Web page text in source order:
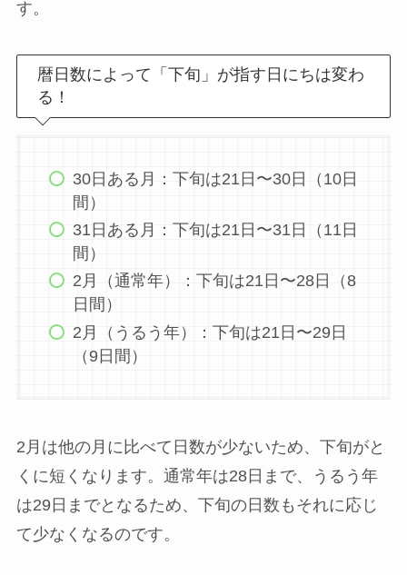
す。
暦日数によって「下旬」が指す日にちは変わ
る！
30日ある月：下旬は21日〜30日（10日
間）
31日ある月：下旬は21日〜31日（11日
間）
2月（通常年）：下旬は21日〜28日（8
日間）
2月（うるう年）：下旬は21日〜29日
（9日間）
2月は他の月に比べて日数が少ないため、下旬がと
くに短くなります。通常年は28日まで、うるう年
は29日までとなるため、下旬の日数もそれに応じ
て少なくなるのです。